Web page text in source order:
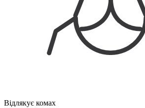
Відлякує комах